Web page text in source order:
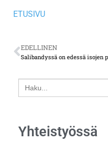
ETUSIVU
EDELLINEN
Search
for:
Yhteistyössä